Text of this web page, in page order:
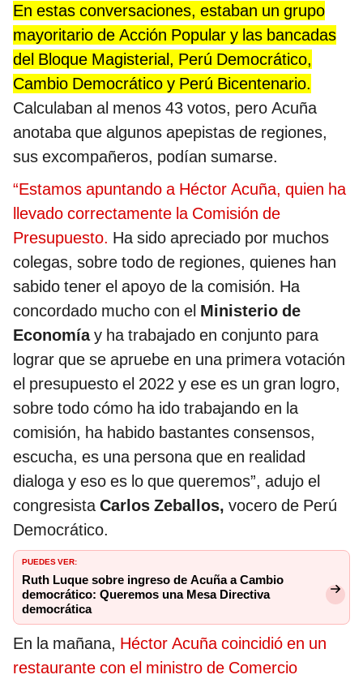
En estas conversaciones, estaban un grupo
mayoritario de Acción Popular y las bancadas
del Bloque Magisterial, Perú Democrático,
Cambio Democrático y Perú Bicentenario.
Calculaban al menos 43 votos, pero Acuña
anotaba que algunos apepistas de regiones,
sus excompañeros, podían sumarse.
“Estamos apuntando a Héctor Acuña, quien ha
llevado correctamente la Comisión de
Presupuesto. Ha sido apreciado por muchos
colegas, sobre todo de regiones, quienes han
sabido tener el apoyo de la comisión. Ha
concordado mucho con el Ministerio de
Economíay ha trabajado en conjunto para
lograr que se apruebe en una primera votación
el presupuesto el 2022 y ese es un gran logro,
sobre todo cómo ha ido trabajando en la
comisión, ha habido bastantes consensos,
escucha, es una persona que en realidad
dialoga y eso es lo que queremos”, adujo el
congresistaCarlos Zeballos, vocero de Perú
Democrático.
PUEDES VER:
Ruth Luque sobre ingreso de Acuña a Cambio
democrático: Queremos una Mesa Directiva
democrática
En la mañana, Héctor Acuña coincidió en un
restaurante con el ministro de Comercio